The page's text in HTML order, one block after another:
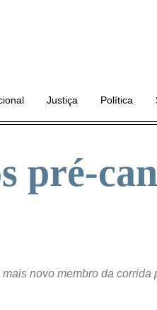
Justiça Política
pré-
novo membro da corrida